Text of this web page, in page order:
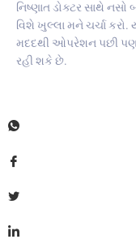
નિષ્ણાત ડોક્ટર સાથે નસો
વિશે ખુલ્લા મને ચર્ચા
મદદથી ઓપરેશન પછી
રહી શકે છે.